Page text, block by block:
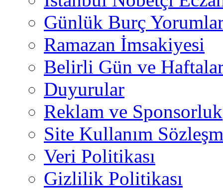
Günlük Burç
Ramazan İmsakiyesi
Belirli Gün ve
Duyurular
Reklam ve Sponsorluk
Site Kullanım
Veri Politikası
Gizlilik Politikası